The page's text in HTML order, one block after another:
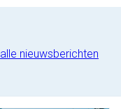
alle nieuwsberichten